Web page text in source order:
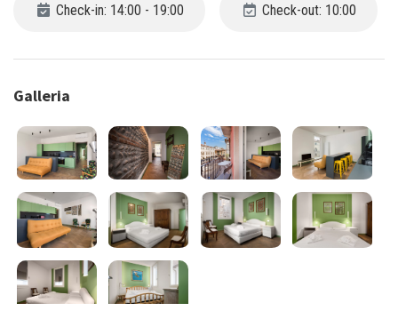
Check-in: 14:00 - 19:00 Check-out: 10:00
Galleria